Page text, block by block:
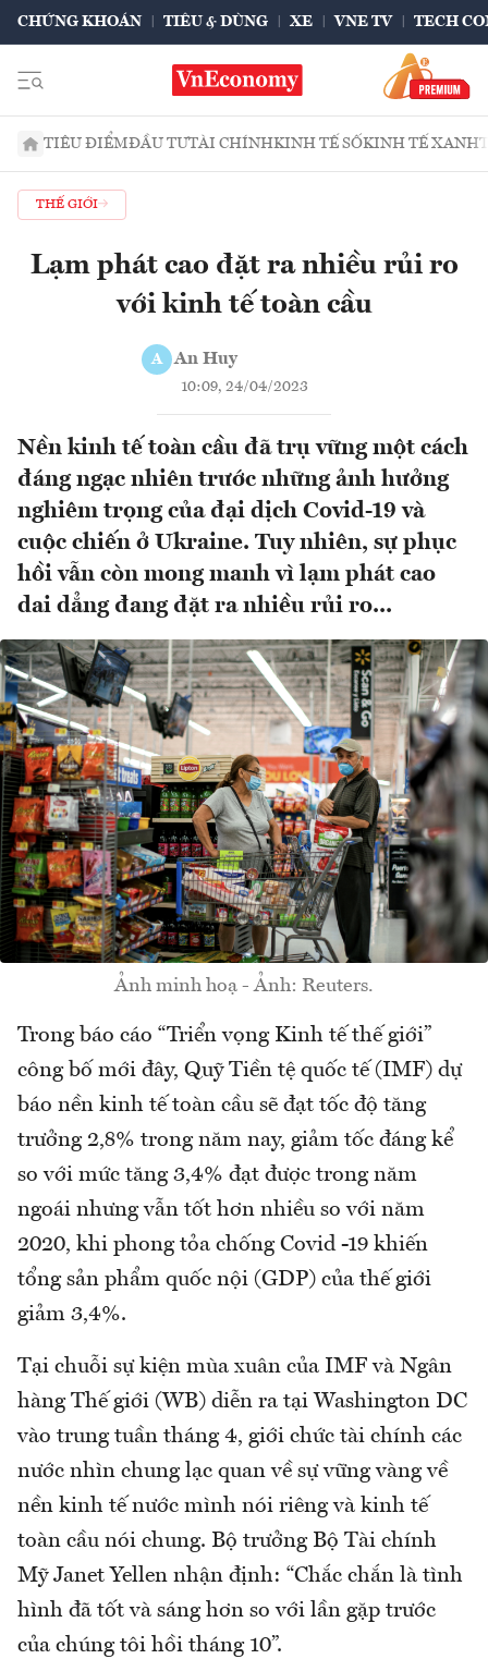
CHỨNG KHOÁN TIÊU & DÙNG XE VNE TV TECH
TIÊU ĐIỂMĐẦU TƯTÀI CHÍNHKINH TẾ SỐKINH TẾ XANH
THẾ GIỚI
Lạm phát cao đặt ra nhiều rủi ro
với kinh tế toàn cầu
A An Huy
10:09, 24/04/2023
Nền kinh tế toàn cầu đã trụ vững một cách
đáng ngạc nhiên trước những ảnh hưởng
nghiêm trọng của đại dịch Covid-19 và
cuộc chiến ở Ukraine. Tuy nhiên, sự phục
hồi vẫn còn mong manh vì lạm phát cao
dai dẳng đang đặt ra nhiều rủi ro...
Ảnh minh hoạ - Ảnh: Reuters.
Trong báo cáo “Triển vọng Kinh tế thế giới”
công bố mới đây, Quỹ Tiền tệ quốc tế (IMF) dự
báo nền kinh tế toàn cầu sẽ đạt tốc độ tăng
trưởng 2,8% trong năm nay, giảm tốc đáng kể
so với mức tăng 3,4% đạt được trong năm
ngoái nhưng vẫn tốt hơn nhiều so với năm
2020, khi phong tỏa chống Covid -19 khiến
tổng sản phẩm quốc nội (GDP) của thế giới
giảm 3,4%.
Tại chuỗi sự kiện mùa xuân của IMF và Ngân
hàng Thế giới (WB) diễn ra tại Washington DC
vào trung tuần tháng 4, giới chức tài chính các
nước nhìn chung lạc quan về sự vững vàng về
nền kinh tế nước mình nói riêng và kinh tế
toàn cầu nói chung. Bộ trưởng Bộ Tài chính
Mỹ Janet Yellen nhận định: “Chắc chắn là tình
hình đã tốt và sáng hơn so với lần gặp trước
của chúng tôi hồi tháng 10”.